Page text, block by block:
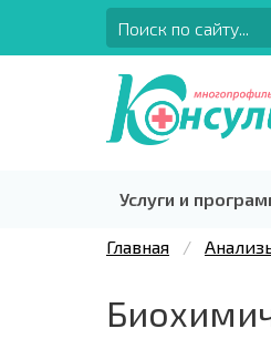
Услуги и
Главная